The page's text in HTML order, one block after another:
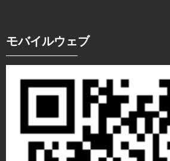
モバイルウェブ